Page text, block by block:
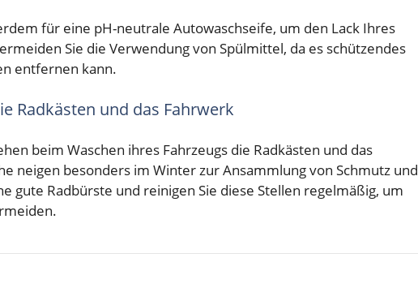
für eine pH-neutrale Autowaschseife, um den Lack Ihres
Sie die Verwendung von Spülmittel, da es schützendes
entfernen kann.
Radkästen und das Fahrwerk
beim Waschen ihres Fahrzeugs die Radkästen und das
neigen besonders im Winter zur Ansammlung von Schmutz und
gute Radbürste und reinigen Sie diese Stellen regelmäßig, um